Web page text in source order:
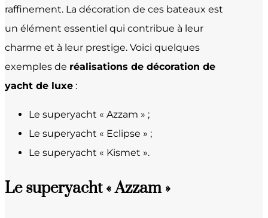
raffinement. La décoration de ces bateaux est
un élément essentiel qui contribue à leur
charme et à leur prestige. Voici quelques
exemples de réalisations de décoration de
yacht de luxe :
Le superyacht « Azzam » ;
Le superyacht « Eclipse » ;
Le superyacht « Kismet ».
Le superyacht « Azzam »